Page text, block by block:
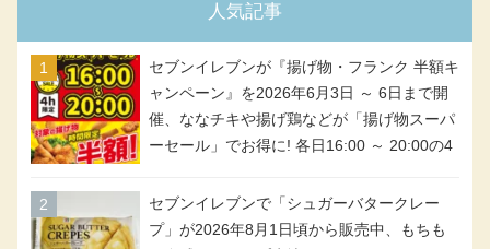
人気記事
セブンイレブンが『揚げ物・フランク 半額キ
ャンペーン』を2026年6月3日 ～ 6日まで開
催、ななチキや揚げ鶏などが「揚げ物スーパ
ーセール」でお得に! 各日16:00 ～ 20:00の4
アメリカンドッグが税抜き69円!
セブンイレブンで「シュガーバタークレー
プ」が2026年8月1日頃から販売中、もちも